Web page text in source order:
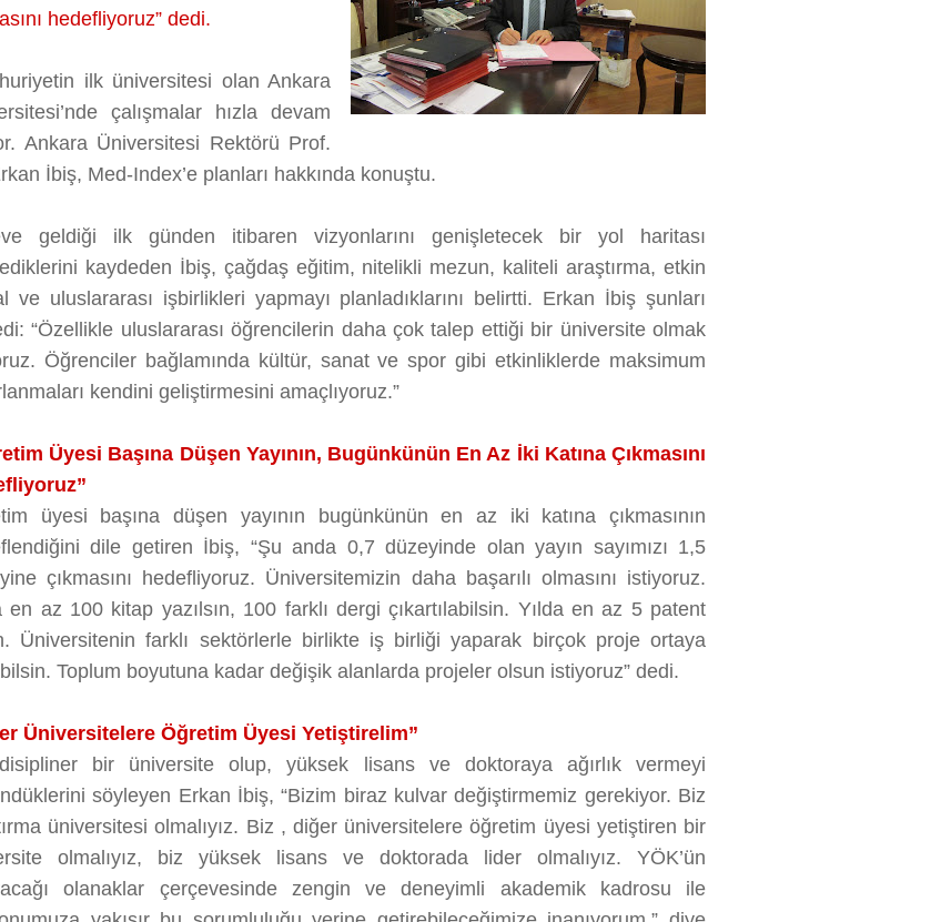
hedefliyoruz” dedi.
ilk üniversitesi olan Ankara
çalışmalar hızla devam
Ankara Üniversitesi Rektörü Prof.
İbiş, Med-Index’e planları hakkında konuştu.
geldiği ilk günden itibaren vizyonlarını genişletecek bir yol haritası
kaydeden İbiş, çağdaş eğitim, nitelikli mezun, kaliteli araştırma, etkin
ve uluslararası işbirlikleri yapmayı planladıklarını belirtti. Erkan İbiş şunları
“Özellikle uluslararası öğrencilerin daha çok talep ettiği bir üniversite olmak
Öğrenciler bağlamında kültür, sanat ve spor gibi etkinliklerde maksimum
kendini geliştirmesini amaçlıyoruz.”
Üyesi Başına Düşen Yayının, Bugünkünün En Az İki Katına Çıkmasını
üyesi başına düşen yayının bugünkünün en az iki katına çıkmasının
dile getiren İbiş, “Şu anda 0,7 düzeyinde olan yayın sayımızı 1,5
çıkmasını hedefliyoruz. Üniversitemizin daha başarılı olmasını istiyoruz.
en az 100 kitap yazılsın, 100 farklı dergi çıkartılabilsin. Yılda en az 5 patent
Üniversitenin farklı sektörlerle birlikte iş birliği yaparak birçok proje ortaya
Toplum boyutuna kadar değişik alanlarda projeler olsun istiyoruz” dedi.
Üniversitelere Öğretim Üyesi Yetiştirelim”
bir üniversite olup, yüksek lisans ve doktoraya ağırlık vermeyi
söyleyen Erkan İbiş, “Bizim biraz kulvar değiştirmemiz gerekiyor. Biz
üniversitesi olmalıyız. Biz , diğer üniversitelere öğretim üyesi yetiştiren bir
olmalıyız, biz yüksek lisans ve doktorada lider olmalıyız. YÖK’ün
olanaklar çerçevesinde zengin ve deneyimli akademik kadrosu ile